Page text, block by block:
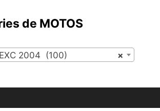
de MOTOS
×
2004 (100)